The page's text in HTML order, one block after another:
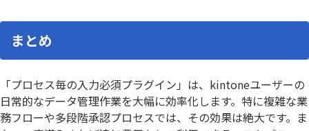
まとめ
「プロセス毎の入力必須プラグイン」は、kintoneユーザーの
日常的なデータ管理作業を大幅に効率化します。特に複雑な業
務フローや多段階承認プロセスでは、その効果は絶大です。ま